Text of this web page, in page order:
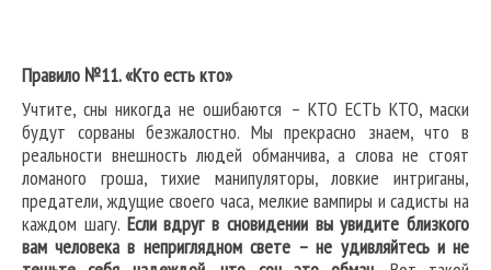
Правило №11. «Кто есть кто»
Учтите, сны никогда не ошибаются – КТО ЕСТЬ КТО, маски
будут сорваны безжалостно. Мы прекрасно знаем, что в
реальности внешность людей обманчива, а слова не стоят
ломаного гроша, тихие манипуляторы, ловкие интриганы,
предатели, ждущие своего часа, мелкие вампиры и садисты на
каждом шагу. Если вдруг в сновидении вы увидите близкого
вам человека в неприглядном свете – не удивляйтесь и не